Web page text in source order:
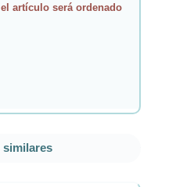
artículo será ordenado